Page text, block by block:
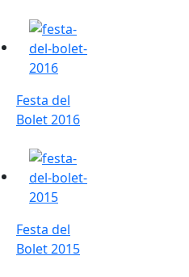
Festa del Bolet 2016
Festa del
Bolet 2016
Festa del Bolet 2015
Festa del
Bolet 2015